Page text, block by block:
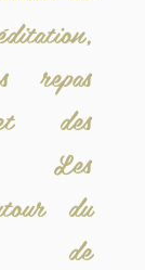
repas
des
Les
du
de